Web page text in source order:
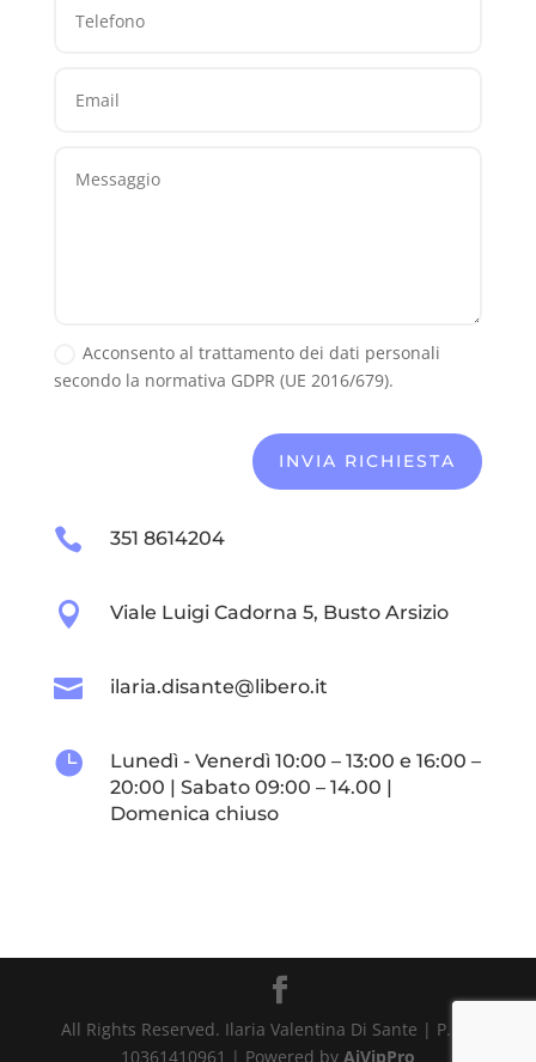
Acconsento al trattamento dei dati personali
secondo la normativa GDPR (UE 2016/679).
INVIA RICHIESTA
 351 8614204
 Viale Luigi Cadorna 5, Busto Arsizio
 ilaria.disante@libero.it

Lunedì - Venerdì 10:00 – 13:00 e 16:00 –
20:00 | Sabato 09:00 – 14.00 |
Domenica chiuso
All Rights Reserved. Ilaria Valentina Di Sante | P.iva
10361410961 | Powered by AiVipPro